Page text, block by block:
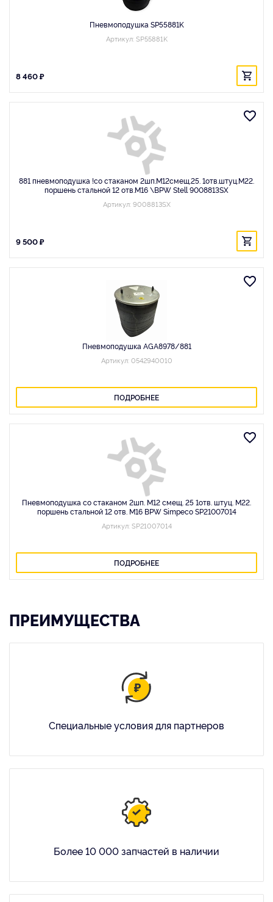
Пневмоподушка SP55881K
Артикул: SP55881K
8 460 ₽
881 пневмоподушка !со стаканом 2шп.M12смещ.25. 1отв.штуц.M22.
поршень стальной 12 отв.М16 \BPW Stell 9008813SX
Артикул: 9008813SX
9 500 ₽
Пневмоподушка AGA8978/881
Артикул: 0542940010
ПОДРОБНЕЕ
Пневмоподушка со стаканом 2шп. M12 смещ. 25 1отв. штуц. M22.
поршень стальной 12 отв. М16 BPW Simpeco SP21007014
Артикул: SP21007014
ПОДРОБНЕЕ
ПРЕИМУЩЕСТВА
Специальные условия для партнеров
Более 10 000 запчастей в наличии